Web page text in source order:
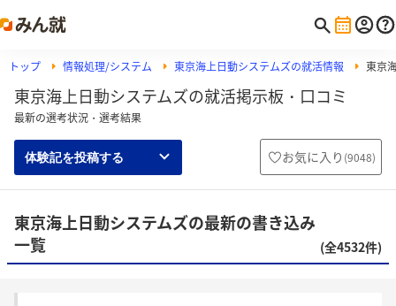
トップ 情報処理/システム 東京海上日動システムズの就活情報 東京
東京海上日動システムズの就活掲示板・口コミ
最新の選考状況・選考結果
体験記を投稿する お気に入り (9048)
東京海上日動システムズの最新の書き込み
一覧
(全4532件)